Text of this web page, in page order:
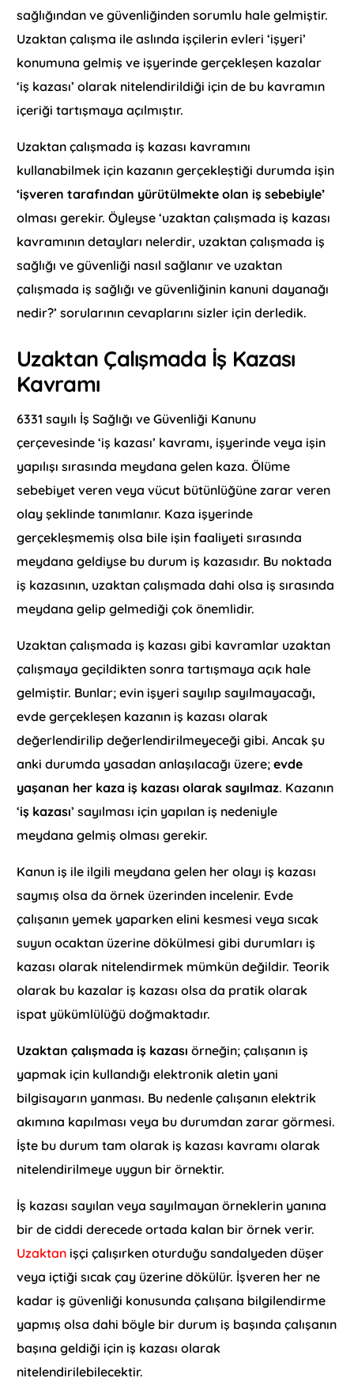
sağlığından ve güvenliğinden sorumlu hale gelmiştir.
Uzaktan çalışma ile aslında işçilerin evleri ‘işyeri’
konumuna gelmiş ve işyerinde gerçekleşen kazalar
‘iş kazası’ olarak nitelendirildiği için de bu kavramın
içeriği tartışmaya açılmıştır.
Uzaktan çalışmada iş kazası kavramını
kullanabilmek için kazanın gerçekleştiği durumda işin
‘işveren tarafından yürütülmekte olan iş sebebiyle’
olması gerekir. Öyleyse ‘uzaktan çalışmada iş kazası
kavramının detayları nelerdir, uzaktan çalışmada iş
sağlığı ve güvenliği nasıl sağlanır ve uzaktan
çalışmada iş sağlığı ve güvenliğinin kanuni dayanağı
nedir?’ sorularının cevaplarını sizler için derledik.
Uzaktan Çalışmada İş Kazası
Kavramı
6331 sayılı İş Sağlığı ve Güvenliği Kanunu
çerçevesinde ‘iş kazası’ kavramı, işyerinde veya işin
yapılışı sırasında meydana gelen kaza. Ölüme
sebebiyet veren veya vücut bütünlüğüne zarar veren
olay şeklinde tanımlanır. Kaza işyerinde
gerçekleşmemiş olsa bile işin faaliyeti sırasında
meydana geldiyse bu durum iş kazasıdır. Bu noktada
iş kazasının, uzaktan çalışmada dahi olsa iş sırasında
meydana gelip gelmediği çok önemlidir.
Uzaktan çalışmada iş kazası gibi kavramlar uzaktan
çalışmaya geçildikten sonra tartışmaya açık hale
gelmiştir. Bunlar; evin işyeri sayılıp sayılmayacağı,
evde gerçekleşen kazanın iş kazası olarak
değerlendirilip değerlendirilmeyeceği gibi. Ancak şu
anki durumda yasadan anlaşılacağı üzere;evde
yaşanan her kaza iş kazası olarak sayılmaz. Kazanın
‘iş kazası’ sayılması için yapılan iş nedeniyle
meydana gelmiş olması gerekir.
Kanun iş ile ilgili meydana gelen her olayı iş kazası
saymış olsa da örnek üzerinden incelenir. Evde
çalışanın yemek yaparken elini kesmesi veya sıcak
suyun ocaktan üzerine dökülmesi gibi durumları iş
kazası olarak nitelendirmek mümkün değildir. Teorik
olarak bu kazalar iş kazası olsa da pratik olarak
ispat yükümlülüğü doğmaktadır.
Uzaktan çalışmada iş kazasıörneğin; çalışanın iş
yapmak için kullandığı elektronik aletin yani
bilgisayarın yanması. Bu nedenle çalışanın elektrik
akımına kapılması veya bu durumdan zarar görmesi.
İşte bu durum tam olarak iş kazası kavramı olarak
nitelendirilmeye uygun bir örnektir.
İş kazası sayılan veya sayılmayan örneklerin yanına
bir de ciddi derecede ortada kalan bir örnek verir.
Uzaktan işçi çalışırken oturduğu sandalyeden düşer
veya içtiği sıcak çay üzerine dökülür. İşveren her ne
kadar iş güvenliği konusunda çalışana bilgilendirme
yapmış olsa dahi böyle bir durum iş başında çalışanın
başına geldiği için iş kazası olarak
nitelendirilebilecektir.